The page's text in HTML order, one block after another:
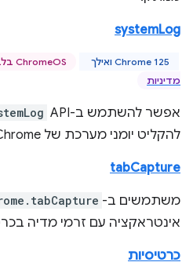
systemLog
Chrome 125 ואילך ‫ChromeOS בלבד
מדיניות
אפשר להשתמש ב-API‏
להקליט יומני מערכת של Chrome מתוספים.
tabCapture
משתמשים ב-
אינטראקציה עם זרמי מדיה
כרטיסיות